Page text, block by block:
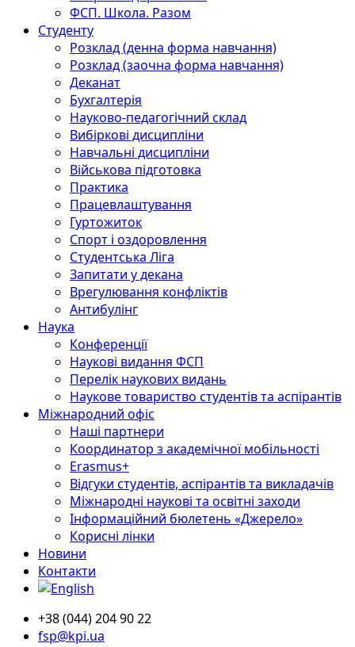
ФСП. Школа. Разом
Студенту
Розклад (денна форма навчання)
Розклад (заочна форма навчання)
Деканат
Бухгалтерія
Науково-педагогічний склад
Вибіркові дисципліни
Навчальні дисципліни
Військова підготовка
Практика
Працевлаштування
Гуртожиток
Спорт і оздоровлення
Студентська Ліга
Запитати у декана
Врегулювання конфліктів
Антибулінг
Наука
Конференції
Наукові видання ФСП
Перелік наукових видань
Наукове товариство студентів та аспірантів
Міжнародний офіс
Наші партнери
Координатор з академічної мобільності
Erasmus+
Відгуки студентів, аспірантів та викладачів
Міжнародні наукові та освітні заходи
Інформаційний бюлетень «Джерело»
Корисні лінки
Новини
Контакти
+38 (044) 204 90 22
fsp@kpi.ua